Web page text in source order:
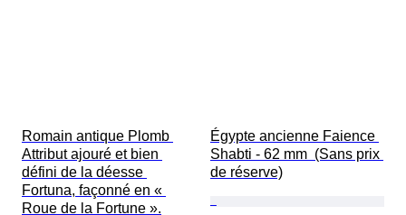
Romain antique Plomb
Attribut ajouré et bien
défini de la déesse
Fortuna, façonné en «
Roue de la Fortune ».
Égypte ancienne Faience
Shabti - 62 mm  (Sans prix
de réserve)